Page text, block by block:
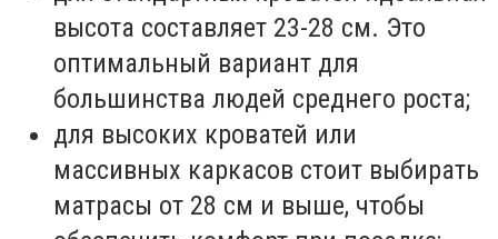
высота составляет 23-28 см. Это
оптимальный вариант для
большинства людей среднего роста;
для высоких кроватей или
массивных каркасов стоит выбирать
матрасы от 28 см и выше, чтобы